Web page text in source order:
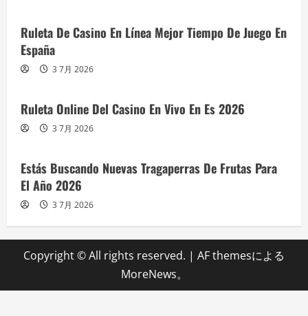
Ruleta De Casino En Línea Mejor Tiempo De Juego En
España
3 7月 2026
Ruleta Online Del Casino En Vivo En Es 2026
3 7月 2026
Estás Buscando Nuevas Tragaperras De Frutas Para
El Año 2026
3 7月 2026
Copyright © All rights reserved. | AF themesによる
MoreNews。